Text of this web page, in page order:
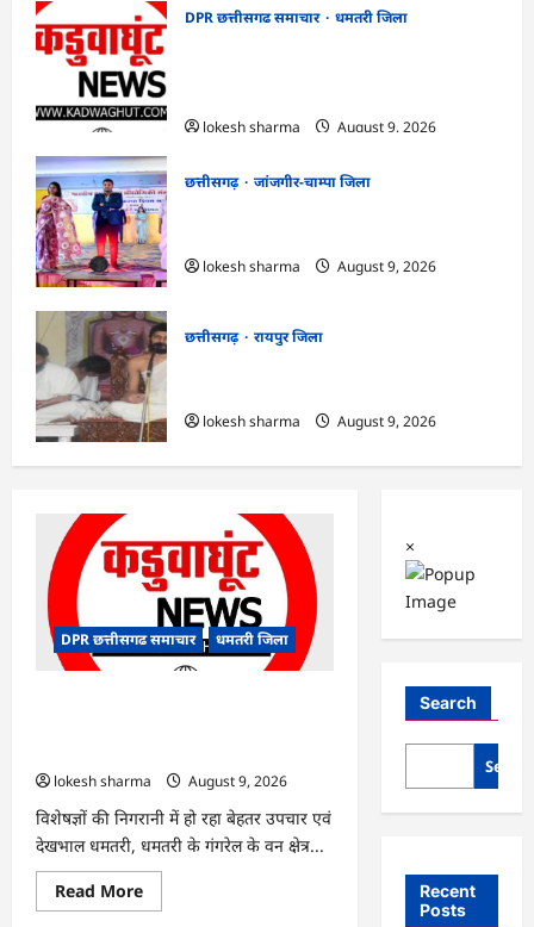
DPR छत्तीसगढ समाचार
धमतरी जिला
lokesh sharma
August 9, 2026
छत्तीसगढ़
जांजगीर-चाम्पा जिला
lokesh sharma
August 9, 2026
छत्तीसगढ़
रायपुर जिला
lokesh sharma
August 9, 2026
DPR छत्तीसगढ समाचार धमतरी जिला
lokesh sharma
August 9, 2026
विशेषज्ञों की निगरानी में हो रहा बेहतर उपचार एवं
देखभाल धमतरी, धमतरी के गंगरेल के वन क्षेत्र...
Read MoreRead
more
×
Search
Recent
Posts